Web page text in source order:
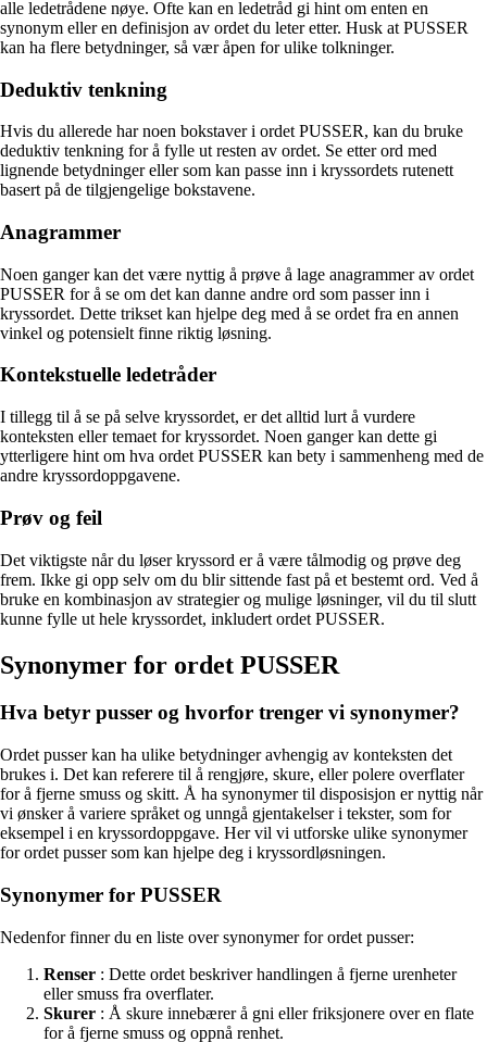
alle ledetrådene nøye. Ofte kan en ledetråd gi hint om enten en
synonym eller en definisjon av ordet du leter etter. Husk at PUSSER
kan ha flere betydninger, så vær åpen for ulike tolkninger.
Deduktiv tenkning
Hvis du allerede har noen bokstaver i ordet PUSSER, kan du bruke
deduktiv tenkning for å fylle ut resten av ordet. Se etter ord med
lignende betydninger eller som kan passe inn i kryssordets rutenett
basert på de tilgjengelige bokstavene.
Anagrammer
Noen ganger kan det være nyttig å prøve å lage anagrammer av ordet
PUSSER for å se om det kan danne andre ord som passer inn i
kryssordet. Dette trikset kan hjelpe deg med å se ordet fra en annen
vinkel og potensielt finne riktig løsning.
Kontekstuelle ledetråder
I tillegg til å se på selve kryssordet, er det alltid lurt å vurdere
konteksten eller temaet for kryssordet. Noen ganger kan dette gi
ytterligere hint om hva ordet PUSSER kan bety i sammenheng med de
andre kryssordoppgavene.
Prøv og feil
Det viktigste når du løser kryssord er å være tålmodig og prøve deg
frem. Ikke gi opp selv om du blir sittende fast på et bestemt ord. Ved å
bruke en kombinasjon av strategier og mulige løsninger, vil du til slutt
kunne fylle ut hele kryssordet, inkludert ordet PUSSER.
Synonymer for ordet PUSSER
Hva betyr pusser og hvorfor trenger vi synonymer?
Ordet pusser kan ha ulike betydninger avhengig av konteksten det
brukes i. Det kan referere til å rengjøre, skure, eller polere overflater
for å fjerne smuss og skitt. Å ha synonymer til disposisjon er nyttig når
vi ønsker å variere språket og unngå gjentakelser i tekster, som for
eksempel i en kryssordoppgave. Her vil vi utforske ulike synonymer
for ordet pusser som kan hjelpe deg i kryssordløsningen.
Synonymer for PUSSER
Nedenfor finner du en liste over synonymer for ordet pusser:
Renser : Dette ordet beskriver handlingen å fjerne urenheter
eller smuss fra overflater.
Skurer : Å skure innebærer å gni eller friksjonere over en flate
for å fjerne smuss og oppnå renhet.